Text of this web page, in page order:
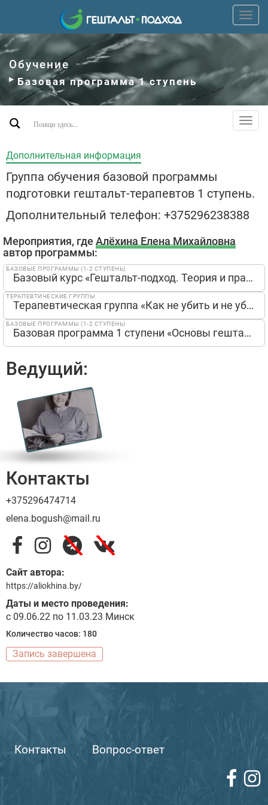
Обучение
Базовая программа 1 ступень
Дополнительная информация
Группа обучения базовой программы
подготовки гештальт-терапевтов 1 ступень.
Дополнительный телефон: +375296238388
Мероприятия, где Алёхина Елена Михайловна
автор программы:
Базовый курс «Гештальт-подход. Теория и практика» 1 ступень
БАЗОВЫЕ ПРОГРАММЫ (1-2 СТУПЕНЬ)
Терапевтическая группа «Как не убить и не убиться в отношениях»
ТЕРАПЕВТИЧЕСКИЕ ГРУППЫ
Базовая программа 1 ступени «Основы гештальт-терапии»
БАЗОВЫЕ ПРОГРАММЫ (1-2 СТУПЕНЬ)
Ведущий:
Контакты
+375296474714
elena.bogush@mail.ru
\ \
Сайт автора:
https://aliokhina.by/
Даты и место проведения:
с 09.06.22 по 11.03.23 Минск
Количество часов: 180
Запись завершена
Контакты Вопрос-ответ